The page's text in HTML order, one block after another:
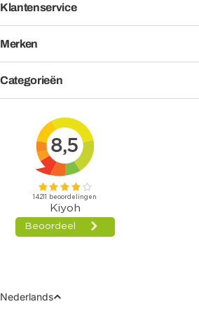
Klantenservice
Merken
Categorieën
Taal
Nederlands